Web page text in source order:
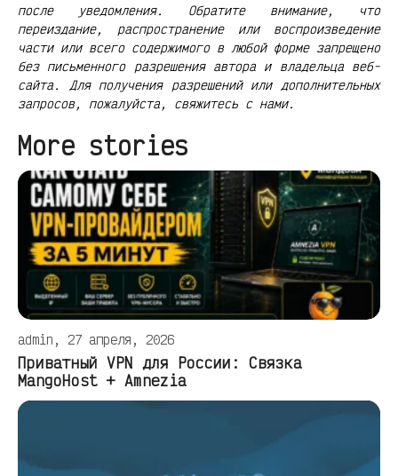
после уведомления. Обратите внимание, что
переиздание, распространение или воспроизведение
части или всего содержимого в любой форме запрещено
без письменного разрешения автора и владельца веб-
сайта. Для получения разрешений или дополнительных
запросов, пожалуйста, свяжитесь с нами.
More stories
admin, 27 апреля, 2026
Приватный VPN для России: Связка
MangoHost + Amnezia